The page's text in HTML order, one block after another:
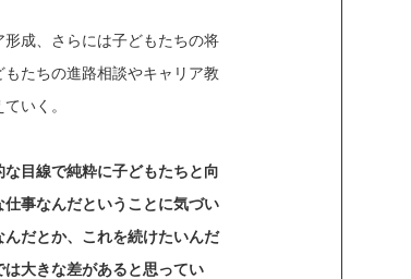
成、さらには子どもたちの将
たちの進路相談やキャリア教
いく。
目線で純粋に子どもたちと向
事なんだということに気づい
だとか、これを続けたいんだ
大きな差があると思ってい